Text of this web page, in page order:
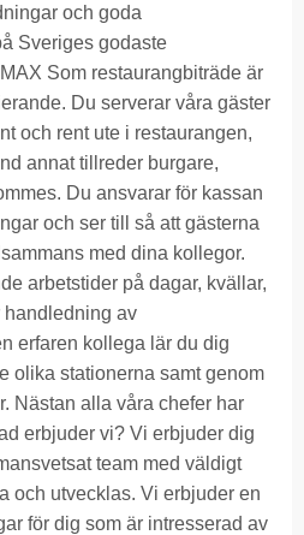
och goda
Sveriges godaste
Som restaurangbiträde är
Du serverar våra gäster
och rent ute i restaurangen,
annat tillreder burgare,
Du ansvarar för kassan
och ser till så att gästerna
med dina kollegor.
arbetstider på dagar, kvällar,
handledning av
erfaren kollega lär du dig
olika stationerna samt genom
Nästan alla våra chefer har
erbjuder vi? Vi erbjuder dig
team med väldigt
och utvecklas. Vi erbjuder en
för dig som är intresserad av